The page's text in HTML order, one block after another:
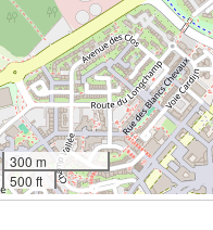
300 m
500 ft